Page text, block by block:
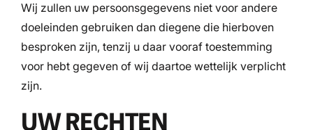
Wij zullen uw persoonsgegevens niet voor andere
doeleinden gebruiken dan diegene die hierboven
besproken zijn, tenzij u daar vooraf toestemming
voor hebt gegeven of wij daartoe wettelijk verplicht
zijn.
UW RECHTEN